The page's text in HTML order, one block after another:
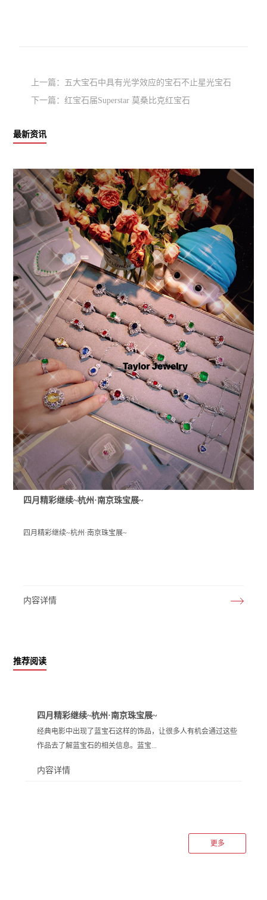
上一篇： 五大宝石中具有光学效应的宝石不止星光宝石
哦，还有猫眼宝石
下一篇：红宝石届Superstar 莫桑比克红宝石
最新资讯
四月精彩继续~杭州·南京珠宝展~
四月精彩继续~杭州·南京珠宝展~
内容详情
推荐阅读
更多
四月精彩继续~杭州·南京珠宝展~
经典电影中出现了蓝宝石这样的饰品，让很多人有机会通过这些
作品去了解蓝宝石的相关信息。蓝宝...
吊坠的规格多种多样蓝宝石吊坠能够在很多人心中比较受到欢迎
是因为宝石本身的大小和形状有很多种，而且即使是比较大克拉
内容详情